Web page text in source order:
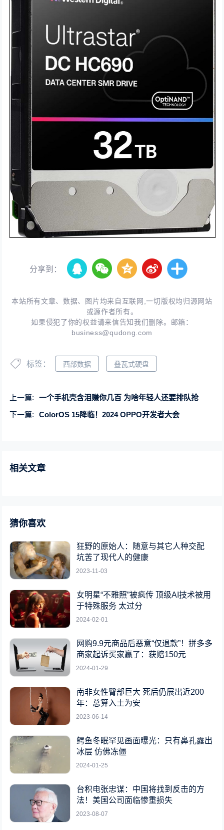
分享到：
本站所有文章、数据、图片均来自互联网,一切版权均归源网站
或源作者所有。
如果侵犯了你的权益请来信告知我们删除。邮箱：
business@qudong.com
标签： 西部数据 叠瓦式硬盘
上一篇:
一个手机壳含泪赚你几百 为啥年轻人还要排队抢
下一篇:
ColorOS 15降临！2024 OPPO开发者大会
相关文章
猜你喜欢
狂野的原始人：随意与其它人种交配
坑苦了现代人的健康
2023-11-03
女明星“不雅照”被疯传 顶级AI技术被用
于特殊服务 太过分
2024-02-01
网购9.9元商品后恶意“仅退款”！拼多多
商家起诉买家赢了：获赔150元
2024-01-29
南非女性臀部巨大 死后仍展出近200
年：总算入土为安
2023-06-14
鳄鱼冬眠罕见画面曝光：只有鼻孔露出
冰层 仿佛冻僵
2024-01-25
台积电张忠谋：中国将找到反击的方
法！美国公司面临惨重损失
2023-08-07